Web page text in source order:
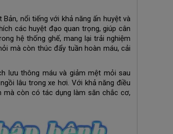
nổi tiếng với khả năng ấn huyệt và
các huyệt đạo quan trọng, giúp cân
hệ thống ghế, mang lại trải nghiệm
mà còn thúc đẩy tuần hoàn máu, cải
lưu thông máu và giảm mệt mỏi sau
lâu trong xe hơi. Với khả năng điều
mà còn có tác dụng làm săn chắc cơ,